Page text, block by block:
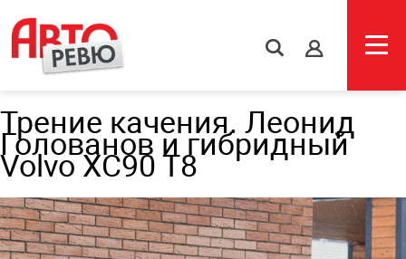
s
Трение качения. Леонид
Голованов и гибридный
Volvo XC90 T8